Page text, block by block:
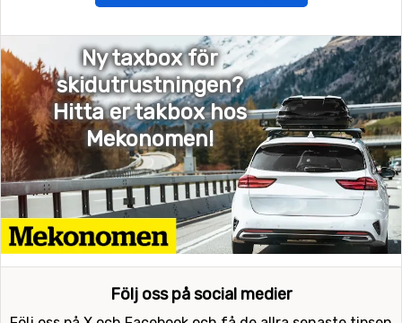
Ny taxbox för
skidutrustningen?
Hitta er takbox hos
Mekonomen!
Följ oss på social medier